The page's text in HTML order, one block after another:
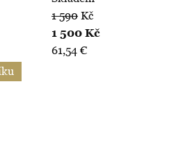
1 590 Kč
1 500 Kč
61,54 €